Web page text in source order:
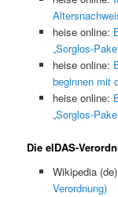
heise online:
„Sorglos-
heise online:
beginnen mit
heise online:
„Sorglos-
Die eIDAS-
Wikipedia
Verordnung)